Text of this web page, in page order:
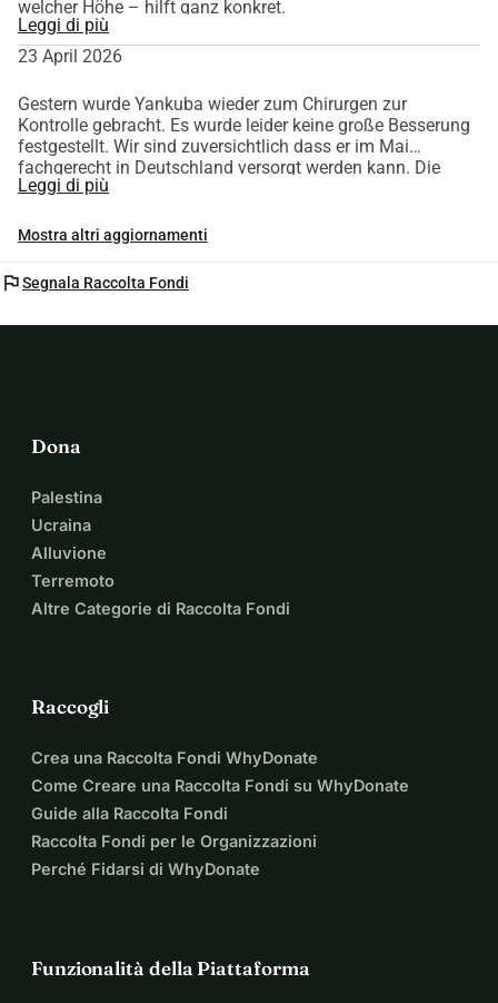
welcher Höhe – hilft ganz konkret.
Leggi di più
23 April 2026
Gestern wurde Yankuba wieder zum Chirurgen zur
Kontrolle gebracht. Es wurde leider keine große Besserung
festgestellt. Wir sind zuversichtlich dass er im Mai
fachgerecht in Deutschland versorgt werden kann. Die
gestrige Aktion war jedoch für die Familie wieder sehr
von unseren Spenden noch übrig sind. Der Junge braucht
dieser Aktion oder Unterstützung. Ich leite jeden Cent
weiter, die Transaktionsgebühren übernehme ich.
Leggi di più
Mostra altri aggiornamenti
flagSegnala Raccolta Fondi
Dona
Palestina
Ucraina
Alluvione
Terremoto
Altre Categorie di Raccolta Fondi
Raccogli
Crea una Raccolta Fondi WhyDonate
Come Creare una Raccolta Fondi su WhyDonate
Guide alla Raccolta Fondi
Raccolta Fondi per le Organizzazioni
Perché Fidarsi di WhyDonate
Funzionalità della Piattaforma